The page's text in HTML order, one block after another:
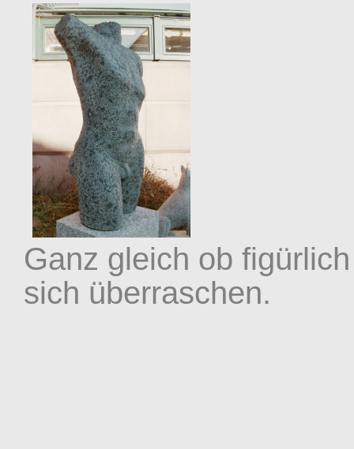
Ganz gleich ob
sich überraschen.